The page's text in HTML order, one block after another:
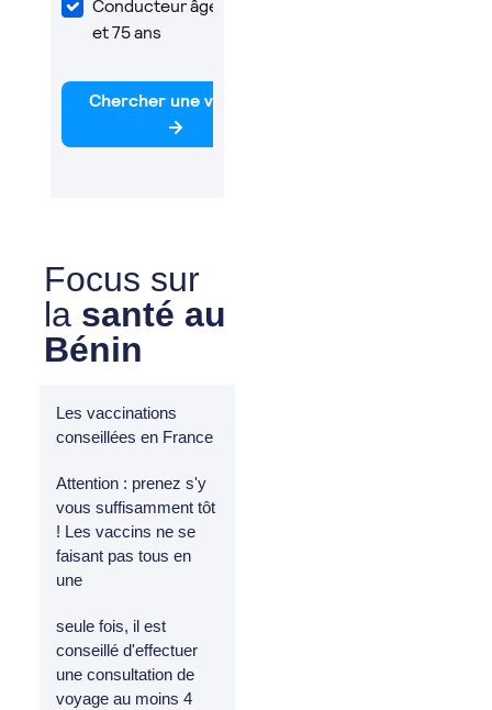
Focus sur
la santé au
Bénin
Les vaccinations
conseillées en France
Attention : prenez s'y
vous suffisamment tôt
! Les vaccins ne se
faisant pas tous en
une
seule fois, il est
conseillé d'effectuer
une consultation de
voyage au moins 4